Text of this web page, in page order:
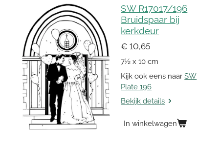
SW R17017/196
Bruidspaar bij
kerkdeur
€ 10,65
7½ x 10 cm
Kijk ook eens naarSW
Plate 196
Bekijk details
In winkelwagen